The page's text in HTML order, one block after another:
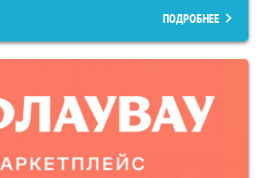
ПОДРОБНЕЕ